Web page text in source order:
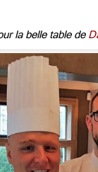
la belle table de